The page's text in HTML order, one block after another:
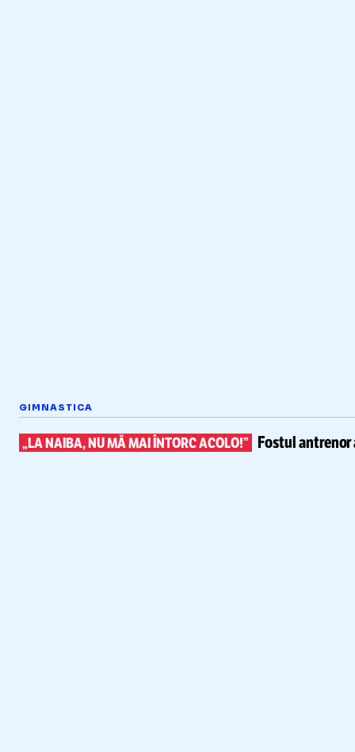
GIMNASTICA
„LA NAIBA, NU MĂ MAI ÎNTORC ACOLO!” Fostul